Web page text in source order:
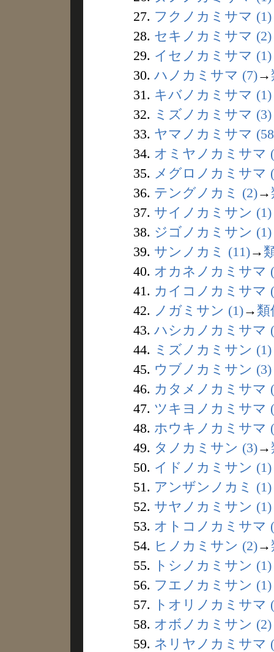
27. フクノカミサマ (1)
28. セキノカミサマ (2)
29. イセノカミサマ (1)
30. ハノカミサマ (7)→
31. キバノカミサマ (1)
32. ミズノカミサマ (3)
33. ヤマノカミサマ
34. オミヤノカミサマ
35. メグロノカミサマ
36. テングノカミ (2)→
37. サイノカミサン (1)
38. ジゴノカミサン (1)
39. サンノカミ (11)→
40. オカネノカミサマ
41. カイコノカミサマ
42. ノガミサン (1)→ 類
43. ハシカノカミサマ
44. ミズノカミサン (1)
45. ウブノカミサン (3)
46. カタメノカミサマ
47. ツキヨノカミサマ
48. ホウキノカミサマ
49. タノカミサン (3)→
50. イドノカミサン (1)
51. アンザンノカミ (1)
52. サヤノカミサン (1)
53. オトコノカミサマ
54. ヒノカミサン (2)→
55.
トシノカミサン (1)
56. フエノカミサン (1)
57.
トオリノカミサマ
58. オボノカミサン (2)
59. ネリヤノカミサマ